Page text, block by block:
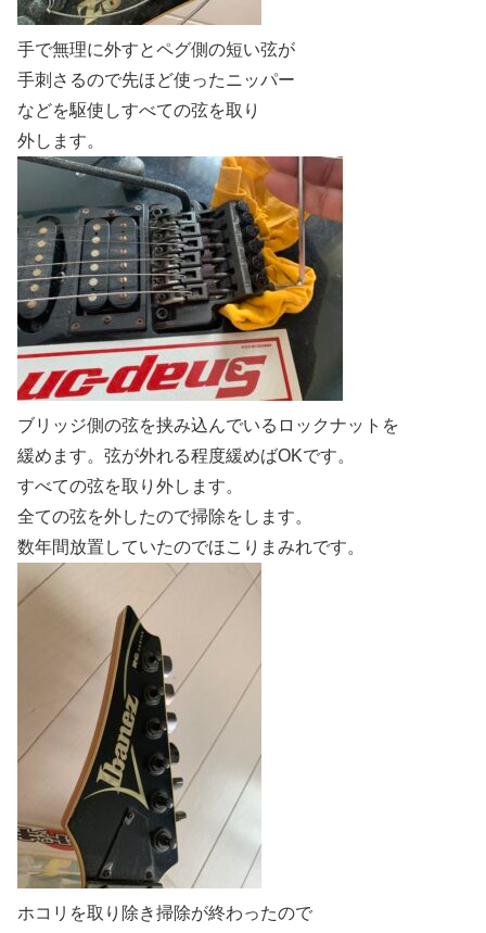
手で無理に外すとペグ側の短い弦が
手刺さるので先ほど使ったニッパー
などを駆使しすべての弦を取り
外します。
ブリッジ側の弦を挟み込んでいるロックナットを
緩めます。弦が外れる程度緩めばOKです。
すべての弦を取り外します。
全ての弦を外したので掃除をします。
数年間放置していたのでほこりまみれです。
ホコリを取り除き掃除が終わったので